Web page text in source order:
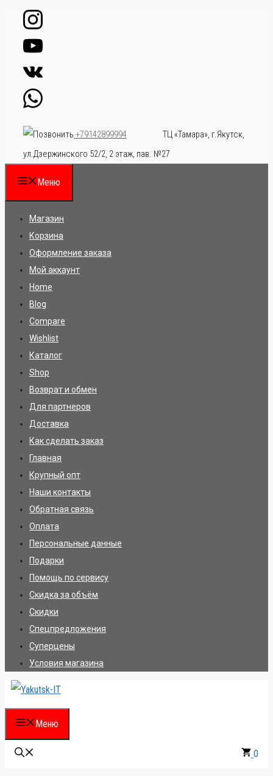
Перейти
содержимому
+79142899994
ТЦ «Тамара», г.Якутск,
ул.Дзержинского 52/2, 2 этаж, пав. №27
Меню
Магазин
Корзина
Оформление заказа
Мой аккаунт
Home
Blog
Compare
Wishlist
Каталог
Shop
Возврат и обмен
Для партнеров
Доставка
Как сделать заказ
Главная
Крупный опт
Наши контакты
Обратная связь
Оплата
Персональные данные
Подарки
Помощь по сервису
Скидка за объём
Скидки
Спецпредложения
Суперцены
Условия магазина
Меню
0